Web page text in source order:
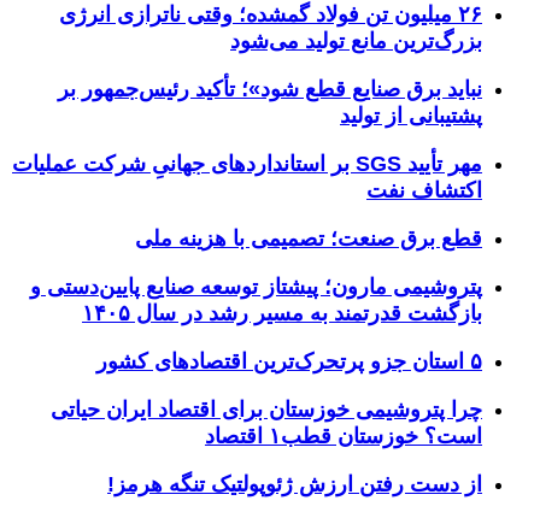
۲۶ میلیون تن فولاد گمشده؛ وقتی ناترازی انرژی
بزرگ‌ترین مانع تولید می‌شود
نباید برق صنایع قطع شود»؛ تأکید رئیس‌جمهور بر
پشتیبانی از تولید
مهر تأیید SGS بر استانداردهای جهانیِ شرکت عملیات
اکتشاف نفت
قطع برق صنعت؛ تصمیمی با هزینه ملی
پتروشیمی مارون؛ پیشتاز توسعه صنایع پایین‌دستی و
بازگشت قدرتمند به مسیر رشد در سال ۱۴۰۵
۵ استان جزو پرتحرک‌ترین اقتصاد‌های کشور
چرا پتروشیمی خوزستان برای اقتصاد ایران حیاتی
است؟ خوزستان قطب۱ اقتصاد
از دست رفتن ارزش ژئوپولتیک تنگه هرمز!